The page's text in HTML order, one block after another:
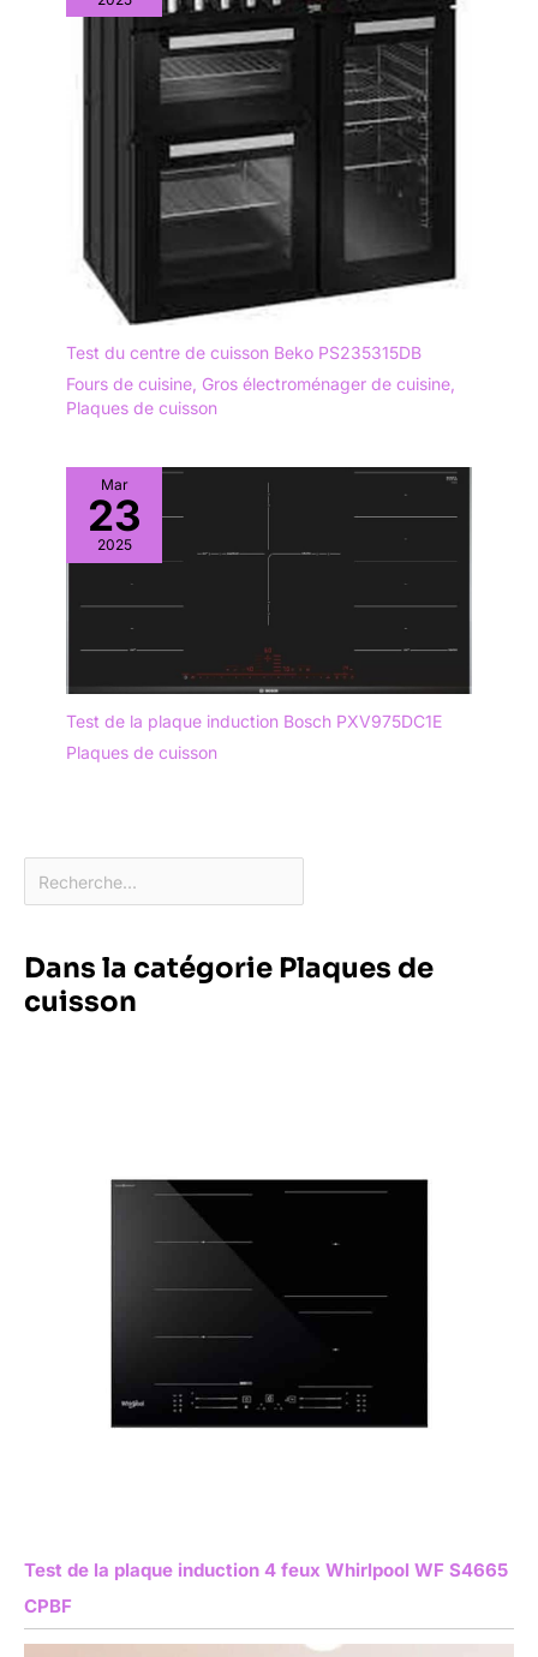
Test du centre de cuisson Beko PS235315DB
Fours de cuisine Gros électroménager de cuisine
Plaques de cuisson
Mar
23
2025
Test de la plaque induction Bosch PXV975DC1E
Plaques de cuisson
Dans la catégorie Plaques de
cuisson
Test de la plaque induction 4 feux Whirlpool WF S4665
CPBF